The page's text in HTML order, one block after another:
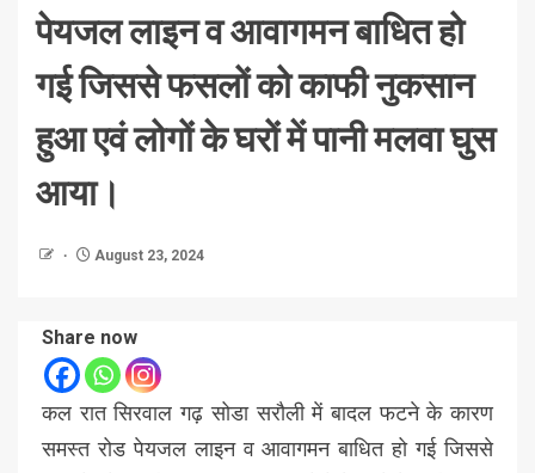
पेयजल लाइन व आवागमन बाधित हो
गई जिससे फसलों को काफी नुकसान
हुआ एवं लोगों के घरों में पानी मलवा घुस
आया।
August 23, 2024
Share now
कल रात सिरवाल गढ़ सोडा सरौली में बादल फटने के कारण
समस्त रोड पेयजल लाइन व आवागमन बाधित हो गई जिससे